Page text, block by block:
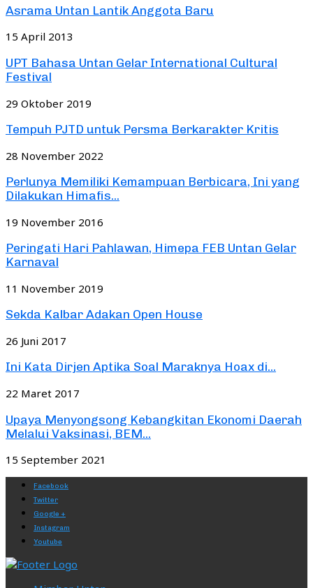
Asrama Untan Lantik Anggota Baru
15 April 2013
UPT Bahasa Untan Gelar International Cultural
Festival
29 Oktober 2019
Tempuh PJTD untuk Persma Berkarakter Kritis
28 November 2022
Perlunya Memiliki Kemampuan Berbicara, Ini yang
Dilakukan Himafis...
19 November 2016
Peringati Hari Pahlawan, Himepa FEB Untan Gelar
Karnaval
11 November 2019
Sekda Kalbar Adakan Open House
26 Juni 2017
Ini Kata Dirjen Aptika Soal Maraknya Hoax di...
22 Maret 2017
Upaya Menyongsong Kebangkitan Ekonomi Daerah
Melalui Vaksinasi, BEM...
15 September 2021
Facebook
Twitter
Google +
Instagram
Youtube